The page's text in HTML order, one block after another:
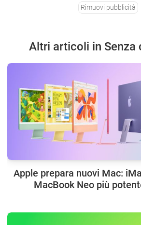
Rimuovi pubblicità
Altri articoli in Senza
Apple prepara nuovi Mac:
MacBook Neo più